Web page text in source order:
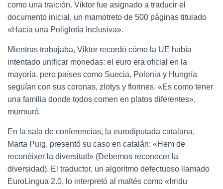
como una traición. Viktor fue asignado a traducir el
documento inicial, un mamotreto de 500 páginas titulado
«Hacia una Poliglotía Inclusiva».
Mientras trabajaba, Viktor recordó cómo la UE había
intentado unificar monedas: el euro era oficial en la
mayoría, pero países como Suecia, Polonia y Hungría
seguían con sus coronas, zlotys y florines. «Es como tener
una familia donde todos comen en platos diferentes»,
murmuró.
En la sala de conferencias, la eurodiputada catalana,
Marta Puig, presentó su caso en catalán: «Hem de
reconèixer la diversitat!» (Debemos reconocer la
diversidad). El traductor, un algoritmo defectuoso llamado
EuroLingua 2.0, lo interpretó al maltés como «Irridu